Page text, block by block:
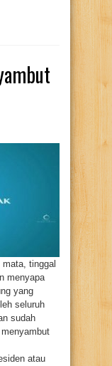
mata, tinggal
menyapa
yang
seluruh
sudah
atau